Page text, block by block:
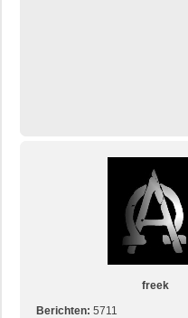
freek
Berichten: 5711